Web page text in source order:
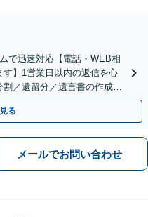
で迅速対応【電話・WEB相
】1営業日以内の返信を心
／遺留分／遺言書の作成・
【休日相談あり】
る
メールでお問い合わせ